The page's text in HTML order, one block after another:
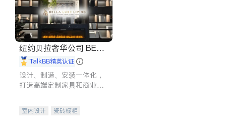
纽约贝拉奢华公司 BELL
A LUXE
iTalkBB精英认证
设计、制造、安装一体化，
打造高端定制家具和商业空
室内设计
瓷砖橱柜